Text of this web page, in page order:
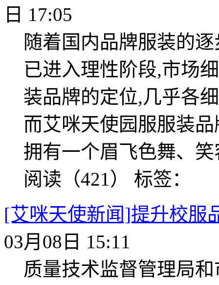
日 17:05
随着国内品牌服装的
已进入理性阶段,市场
装品牌的定位,几乎各
而艾咪天使园服服装
拥有一个眉飞色舞、
阅读（421） 标签：
[艾咪天使新闻]提升校服
03月08日 15:11
质量技术监督管理局